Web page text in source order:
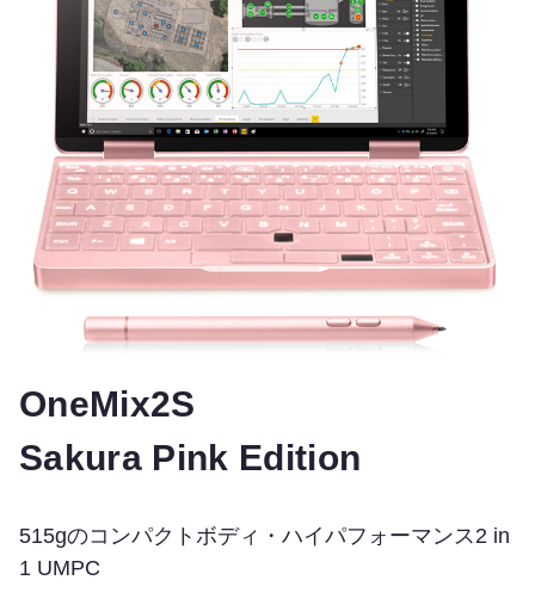
OneMix2S
Sakura Pink Edition
515gのコンパクトボディ・ハイパフォーマンス2 in
1 UMPC